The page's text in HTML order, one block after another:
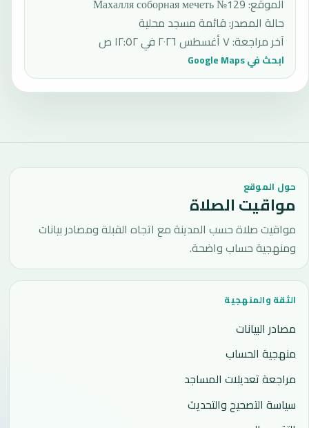
الموقع: Махалля соборная мечеть №129
حالة المصدر:قائمة مسجد محلية
آخر مراجعة:٧ أغسطس ٢٠٢٦ في ١٢:٥٢ ص
ابحث في Google Maps
حول الموقع
مواقيت الصلاة
مواقيت صلاة حسب المدينة مع اتجاه القبلة ومصادر بيانات
ومنهجية حساب واضحة.
الثقة والمنهجية
مصادر البيانات
منهجية الحساب
مراجعة تعديلات المساجد
سياسة التصحيح والتحديث